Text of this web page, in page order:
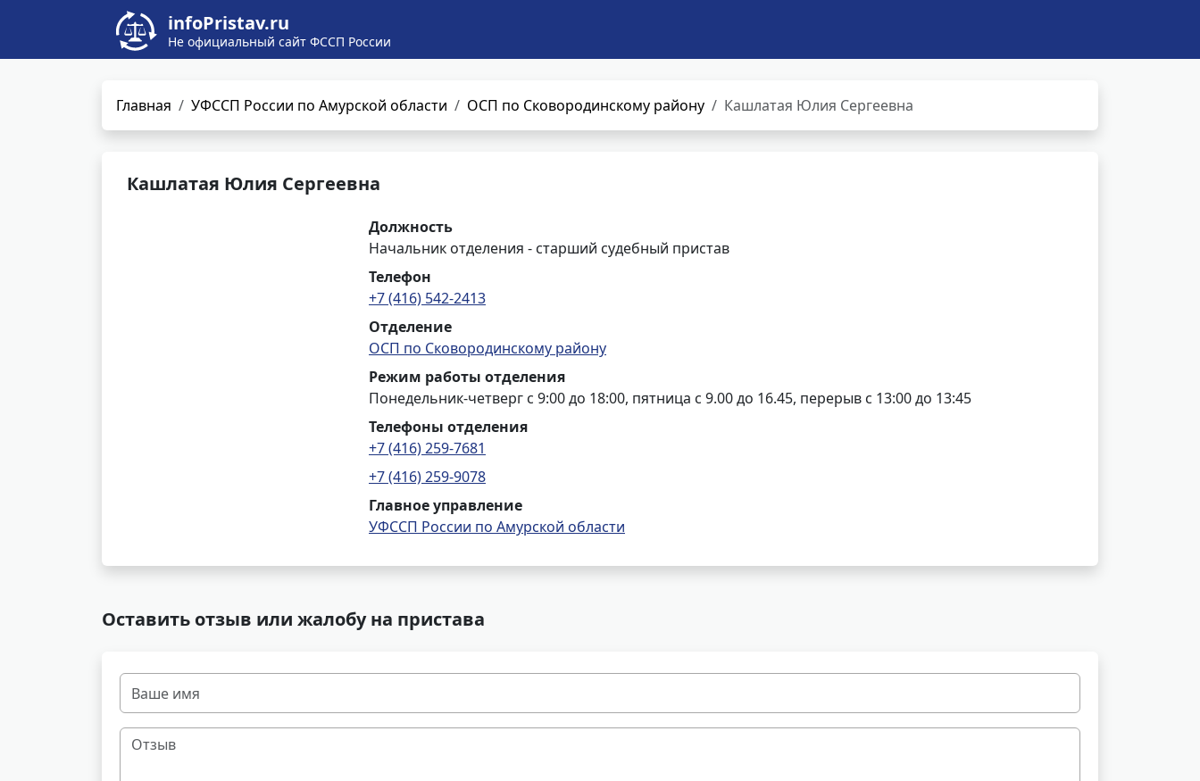
infoPristav.ru
Не официальный сайт ФССП России
Главная УФССП России по Амурской области ОСП по Сковородинскому району Кашлатая Юлия Сергеевна
Кашлатая Юлия Сергеевна
Должность
Начальник отделения - старший судебный пристав
Телефон
+7 (416) 542-2413
Отделение
ОСП по Сковородинскому району
Режим работы отделения
Понедельник-четверг с 9:00 до 18:00, пятница с 9.00 до 16.45, перерыв с 13:00 до 13:45
Телефоны отделения
+7 (416) 259-7681
+7 (416) 259-9078
Главное управление
УФССП России по Амурской области
Оставить отзыв или жалобу на пристава